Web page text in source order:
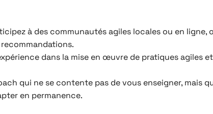
à des communautés agiles locales ou en ligne,
dans la mise en œuvre de pratiques agiles
qui ne se contente pas de vous enseigner, mais
en permanence.